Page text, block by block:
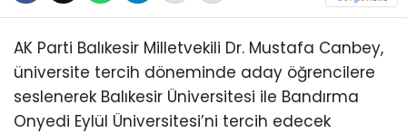
AK Parti Balıkesir Milletvekili Dr. Mustafa Canbey,
üniversite tercih döneminde aday öğrencilere
seslenerek Balıkesir Üniversitesi ile Bandırma
Onyedi Eylül Üniversitesi’ni tercih edecek